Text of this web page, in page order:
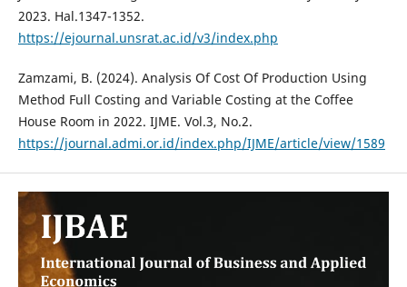
2023. Hal.1347-1352.
https://ejournal.unsrat.ac.id/v3/index.php
Zamzami, B. (2024). Analysis Of Cost Of Production Using
Method Full Costing and Variable Costing at the Coffee
House Room in 2022. IJME. Vol.3, No.2.
https://journal.admi.or.id/index.php/IJME/article/view/1589